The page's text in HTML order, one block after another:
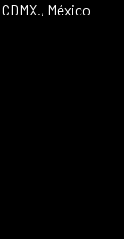
México